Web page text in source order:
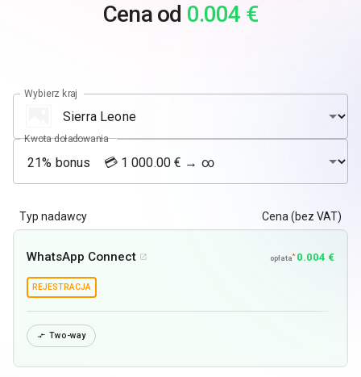
Cena od 0.004 €
Wybierz kraj
Kwota doładowania
Typ nadawcy Cena (bez VAT)
WhatsApp Connect  opłata* 0.004 €
REJESTRACJA
 Two-way